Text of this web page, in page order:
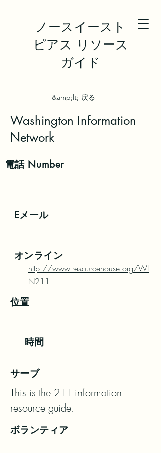
ノースイースト
ピアス リソース
ガイド
&amp;lt; 戻る
Washington Information
Network
電話Number
Eメール
オンライン
http://www.resourcehouse.org/WI
N211
位置
時間
サーブ
This is the 211 information
resource guide.
ボランティア